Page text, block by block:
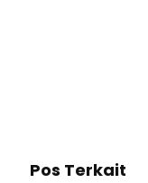
Pos Terkait